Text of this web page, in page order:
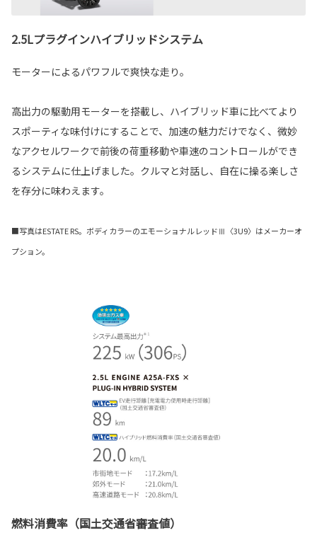
2.5Lプラグインハイブリッドシステム
モーターによるパワフルで爽快な走り。
高出力の駆動用モーターを搭載し、ハイブリッド車に比べてより
スポーティな味付けにすることで、加速の魅力だけでなく、微妙
なアクセルワークで前後の荷重移動や車速のコントロールができ
るシステムに仕上げました。クルマと対話し、自在に操る楽しさ
を存分に味わえます。
■写真はESTATE RS。ボディカラーのエモーショナルレッドⅢ〈3U9〉はメーカーオ
プション。
燃料消費率（国土交通省審査値）